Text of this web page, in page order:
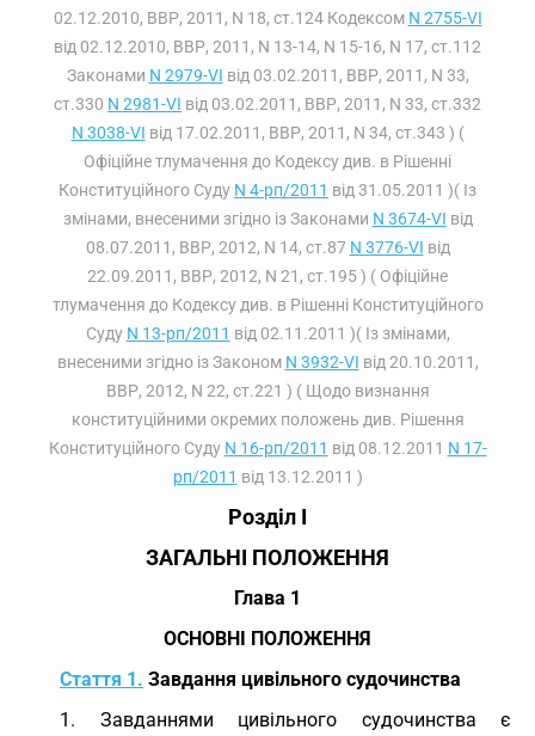
02.12.2010, ВВР, 2011, N 18, ст.124 Кодексом N 2755-VI
від 02.12.2010, ВВР, 2011, N 13-14, N 15-16, N 17, ст.112
Законами N 2979-VI від 03.02.2011, ВВР, 2011, N 33,
ст.330 N 2981-VI від 03.02.2011, ВВР, 2011, N 33, ст.332
N 3038-VI від 17.02.2011, ВВР, 2011, N 34, ст.343 ) (
Офіційне тлумачення до Кодексу див. в Рішенні
Конституційного Суду N 4-рп/2011 від 31.05.2011 )( Із
змінами, внесеними згідно із Законами N 3674-VI від
08.07.2011, ВВР, 2012, N 14, ст.87 N 3776-VI від
22.09.2011, ВВР, 2012, N 21, ст.195 ) ( Офіційне
тлумачення до Кодексу див. в Рішенні Конституційного
Суду N 13-рп/2011 від 02.11.2011 )( Із змінами,
внесеними згідно із Законом N 3932-VI від 20.10.2011,
ВВР, 2012, N 22, ст.221 ) ( Щодо визнання
конституційними окремих положень див. Рішення
Конституційного Суду N 16-рп/2011 від 08.12.2011 N 17-
рп/2011 від 13.12.2011 )
Розділ I
ЗАГАЛЬНІ ПОЛОЖЕННЯ
Глава 1
ОСНОВНІ ПОЛОЖЕННЯ
Стаття 1. Завдання цивільного судочинства
1. Завданнями цивільного судочинства є